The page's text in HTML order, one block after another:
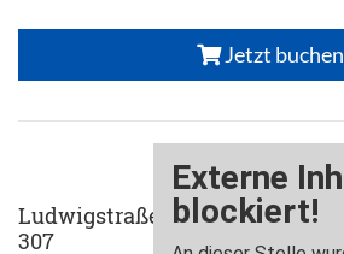
Jetzt buchen
Ludwigstraße
307